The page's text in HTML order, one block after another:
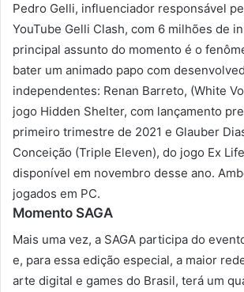
Pedro Gelli, influenciador responsável
YouTube Gelli Clash, com 6 milhões de
principal assunto do momento é o
bater um animado papo com
independentes: Renan Barreto, (White
jogo Hidden Shelter, com lançamento
primeiro trimestre de 2021 e Glauber
Conceição (Triple Eleven), do jogo Ex
disponível em novembro desse ano.
jogados em PC.
Momento SAGA
Mais uma vez, a SAGA participa do
e, para essa edição especial, a maior
arte digital e games do Brasil, terá um